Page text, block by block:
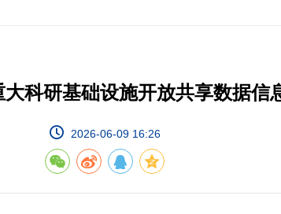
大科研基础设施开放共享数据信
2026-06-09 16:26